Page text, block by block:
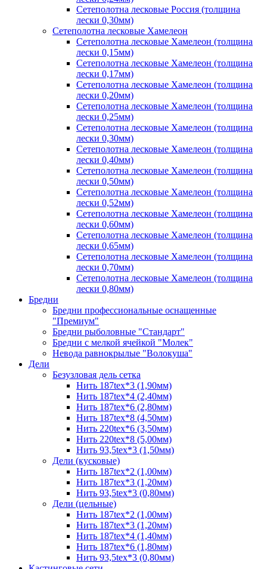
Сетеполотна лесковые Россия (толщина
лески 0,30мм)
Сетеполотна лесковые Хамелеон
Сетеполотна лесковые Хамелеон (толщина
лески 0,15мм)
Сетеполотна лесковые Хамелеон (толщина
лески 0,17мм)
Сетеполотна лесковые Хамелеон (толщина
лески 0,20мм)
Сетеполотна лесковые Хамелеон (толщина
лески 0,25мм)
Сетеполотна лесковые Хамелеон (толщина
лески 0,30мм)
Сетеполотна лесковые Хамелеон (толщина
лески 0,40мм)
Сетеполотна лесковые Хамелеон (толщина
лески 0,50мм)
Сетеполотна лесковые Хамелеон (толщина
лески 0,52мм)
Сетеполотна лесковые Хамелеон (толщина
лески 0,60мм)
Сетеполотна лесковые Хамелеон (толщина
лески 0,65мм)
Сетеполотна лесковые Хамелеон (толщина
лески 0,70мм)
Сетеполотна лесковые Хамелеон (толщина
лески 0,80мм)
Бредни
Бредни профессиональные оснащенные
"Премиум"
Бредни рыболовные "Стандарт"
Бредни с мелкой ячейкой "Молек"
Невода равнокрылые "Волокуша"
Дели
Безузловая дель сетка
Нить 187tex*3 (1,90мм)
Нить 187tex*4 (2,40мм)
Нить 187tex*6 (2,80мм)
Нить 187tex*8 (4,50мм)
Нить 220tex*6 (3,50мм)
Нить 220tex*8 (5,00мм)
Нить 93,5tex*3 (1,50мм)
Дели (кусковые)
Нить 187tex*2 (1,00мм)
Нить 187tex*3 (1,20мм)
Нить 93,5tex*3 (0,80мм)
Дели (цельные)
Нить 187tex*2 (1,00мм)
Нить 187tex*3 (1,20мм)
Нить 187tex*4 (1,40мм)
Нить 187tex*6 (1,80мм)
Нить 93,5tex*3 (0,80мм)